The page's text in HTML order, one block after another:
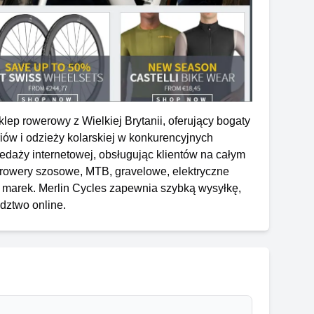
rowerowy z Wielkiej Brytanii, oferujący bogaty
i odzieży kolarskiej w konkurencyjnych
internetowej, obsługując klientów na całym
szosowe, MTB, gravelowe, elektryczne
Merlin Cycles zapewnia szybką wysyłkę,
online.